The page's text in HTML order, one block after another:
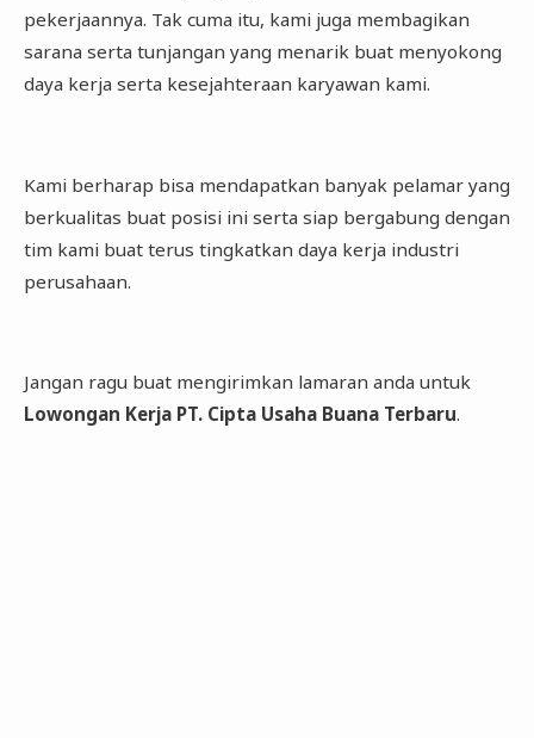
pekerjaannya. Tak cuma itu, kami juga membagikan
sarana serta tunjangan yang menarik buat menyokong
daya kerja serta kesejahteraan karyawan kami.
Kami berharap bisa mendapatkan banyak pelamar yang
berkualitas buat posisi ini serta siap bergabung dengan
tim kami buat terus tingkatkan daya kerja industri
perusahaan.
Jangan ragu buat mengirimkan lamaran anda untuk
Lowongan Kerja PT. Cipta Usaha Buana Terbaru.